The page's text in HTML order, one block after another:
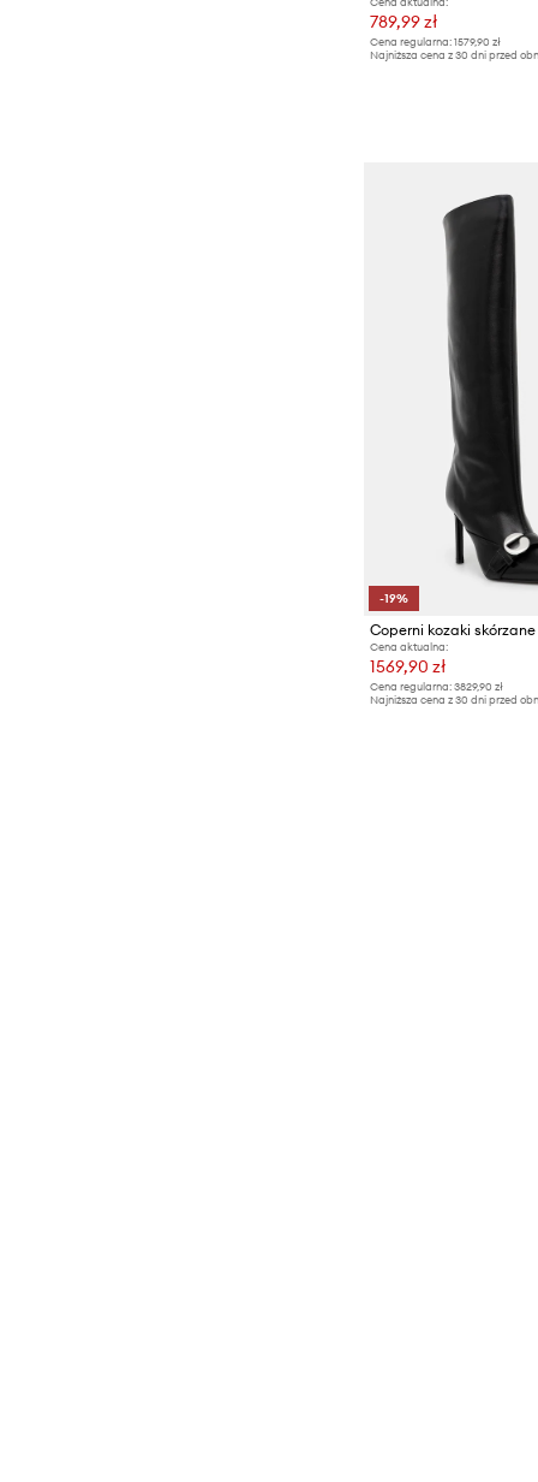
789,99 zł
Cena regularna: 1579,90 zł
Najniższa cena z 30 dni przed
-19%
Coperni kozaki
Cena aktualna:
1569,90 zł
Cena regularna: 3829,90 zł
Najniższa cena z 30 dni przed